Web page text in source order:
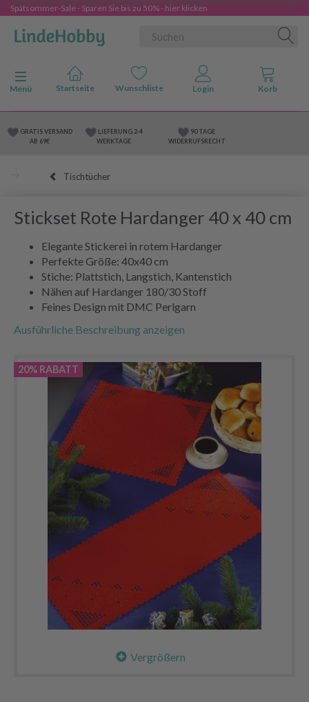
Spätsommer-Sale - Sparen Sie bis zu 50% - hier klicken
Anzeige ändern
Menü
GRATIS VERSAND
AB 69€
LIEFERUNG 2-4
WERKTAGE
90 TAGE
WIDERRUFSRECHT
Tischtücher
Stickset Rote Hardanger 40 x 40 cm
Elegante Stickerei in rotem Hardanger
Perfekte Größe: 40x40 cm
Stiche: Plattstich, Langstich, Kantenstich
Nähen auf Hardanger 180/30 Stoff
Feines Design mit DMC Perlgarn
Ausführliche Beschreibung anzeigen
20% RABATT
Vergrößern